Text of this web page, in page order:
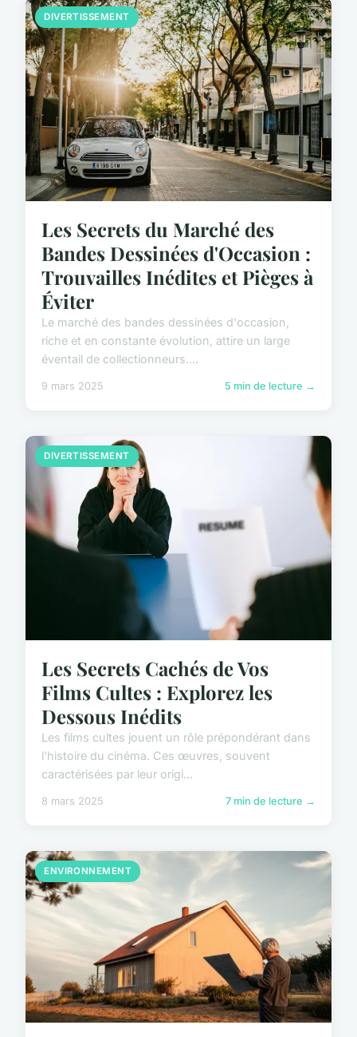
DIVERTISSEMENT
Les Secrets du Marché des
Bandes Dessinées d'Occasion :
Trouvailles Inédites et Pièges à
Éviter
Le marché des bandes dessinées d'occasion,
riche et en constante évolution, attire un large
éventail de collectionneurs....
9 mars 2025 5 min de lecture →
DIVERTISSEMENT
Les Secrets Cachés de Vos
Films Cultes : Explorez les
Dessous Inédits
Les films cultes jouent un rôle prépondérant dans
l'histoire du cinéma. Ces œuvres, souvent
caractérisées par leur origi...
8 mars 2025 7 min de lecture →
ENVIRONNEMENT